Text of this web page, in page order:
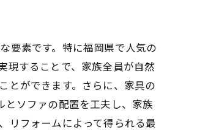
要素です。特に福岡県で人気の
現することで、家族全員が自然
とができます。さらに、家具の
とソファの配置を工夫し、家族
リフォームによって得られる最